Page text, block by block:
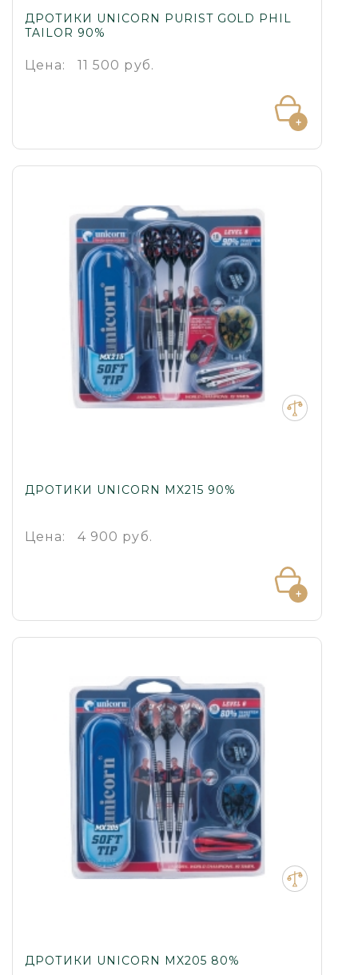
ДРОТИКИ UNICORN PURIST GOLD PHIL
TAILOR 90%
Цена: 11 500 руб.
ДРОТИКИ UNICORN MX215 90%
Цена: 4 900 руб.
ДРОТИКИ UNICORN MX205 80%